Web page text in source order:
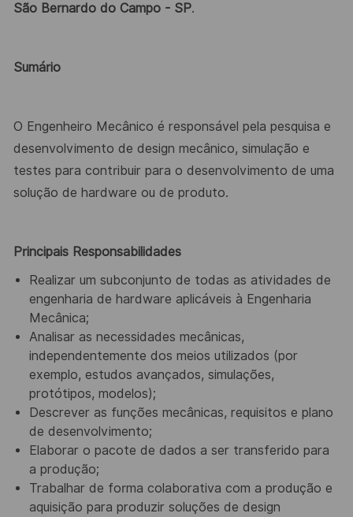
São Bernardo do Campo - SP.
Sumário
O Engenheiro Mecânico é responsável pela pesquisa e
desenvolvimento de design mecânico, simulação e
testes para contribuir para o desenvolvimento de uma
solução de hardware ou de produto.
Principais Responsabilidades
Realizar um subconjunto de todas as atividades de
engenharia de hardware aplicáveis à Engenharia
Mecânica;
Analisar as necessidades mecânicas,
independentemente dos meios utilizados (por
exemplo, estudos avançados, simulações,
protótipos, modelos);
Descrever as funções mecânicas, requisitos e plano
de desenvolvimento;
Elaborar o pacote de dados a ser transferido para
a produção;
Trabalhar de forma colaborativa com a produção e
aquisição para produzir soluções de design